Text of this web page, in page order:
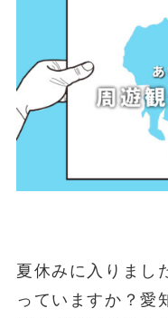
夏休みに入りまし
っていますか？愛